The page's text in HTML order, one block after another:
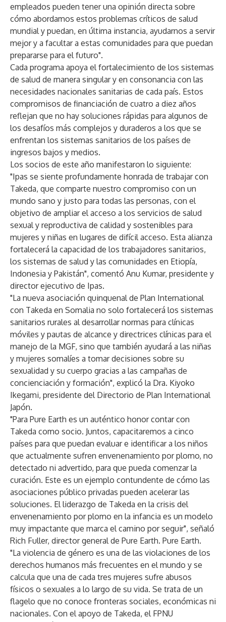
empleados pueden tener una opinión directa sobre
cómo abordamos estos problemas críticos de salud
mundial y puedan, en última instancia, ayudarnos a servir
mejor y a facultar a estas comunidades para que puedan
prepararse para el futuro".
Cada programa apoya el fortalecimiento de los sistemas
de salud de manera singular y en consonancia con las
necesidades nacionales sanitarias de cada país. Estos
compromisos de financiación de cuatro a diez años
reflejan que no hay soluciones rápidas para algunos de
los desafíos más complejos y duraderos a los que se
enfrentan los sistemas sanitarios de los países de
ingresos bajos y medios.
Los socios de este año manifestaron lo siguiente:
"Ipas se siente profundamente honrada de trabajar con
Takeda, que comparte nuestro compromiso con un
mundo sano y justo para todas las personas, con el
objetivo de ampliar el acceso a los servicios de salud
sexual y reproductiva de calidad y sostenibles para
mujeres y niñas en lugares de difícil acceso. Esta alianza
fortalecerá la capacidad de los trabajadores sanitarios,
los sistemas de salud y las comunidades en Etiopía,
Indonesia y Pakistán", comentó Anu Kumar, presidente y
director ejecutivo de Ipas.
"La nueva asociación quinquenal de Plan International
con Takeda en Somalia no solo fortalecerá los sistemas
sanitarios rurales al desarrollar normas para clínicas
móviles y pautas de alcance y directrices clínicas para el
manejo de la MGF, sino que también ayudará a las niñas
y mujeres somalíes a tomar decisiones sobre su
sexualidad y su cuerpo gracias a las campañas de
concienciación y formación", explicó la Dra. Kiyoko
Ikegami, presidente del Directorio de Plan International
Japón.
"Para Pure Earth es un auténtico honor contar con
Takeda como socio. Juntos, capacitaremos a cinco
países para que puedan evaluar e identificar a los niños
que actualmente sufren envenenamiento por plomo, no
detectado ni advertido, para que pueda comenzar la
curación. Este es un ejemplo contundente de cómo las
asociaciones público privadas pueden acelerar las
soluciones. El liderazgo de Takeda en la crisis del
envenenamiento por plomo en la infancia es un modelo
muy impactante que marca el camino por seguir", señaló
Rich Fuller, director general de Pure Earth. Pure Earth.
"La violencia de género es una de las violaciones de los
derechos humanos más frecuentes en el mundo y se
calcula que una de cada tres mujeres sufre abusos
físicos o sexuales a lo largo de su vida. Se trata de un
flagelo que no conoce fronteras sociales, económicas ni
nacionales. Con el apoyo de Takeda, el FPNU